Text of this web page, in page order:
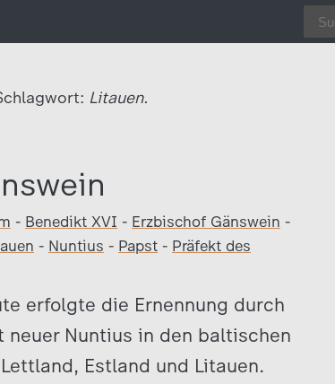
Litauen.
- Benedikt XVI - Erzbischof Gänswein -
- Nuntius - Papst - Präfekt des
erfolgte die Ernennung durch
neuer Nuntius in den baltischen
Estland und Litauen.